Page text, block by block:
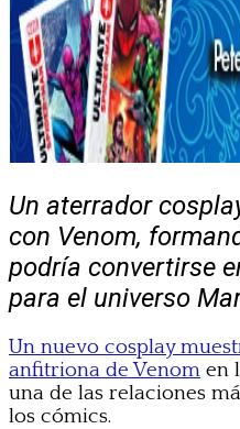
Un aterrador
con Venom,
podría convertirse
para el universo
Un nuevo cosplay
anfitriona de Venom en
una de las relaciones
los cómics.